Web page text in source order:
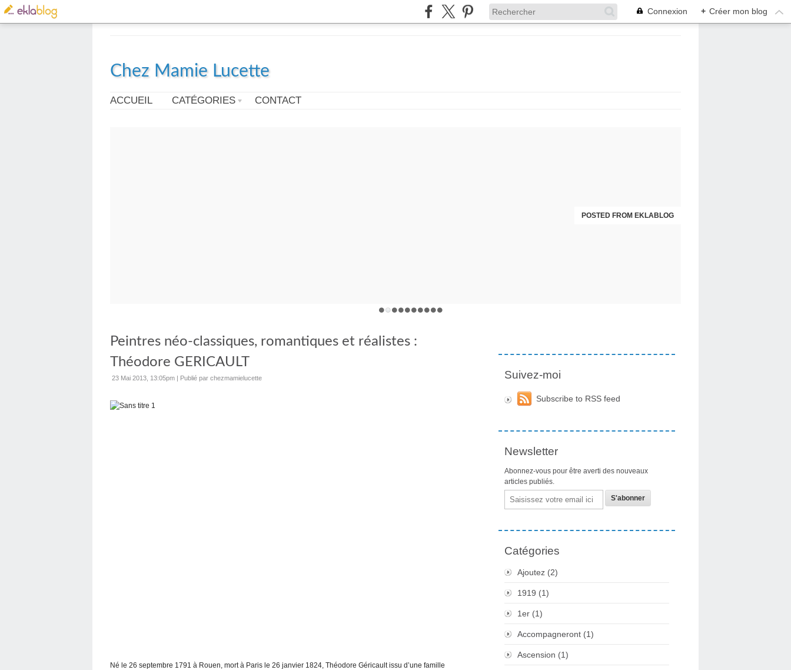
Connexion + Créer mon blog
Chez Mamie Lucette
ACCUEIL CATÉGORIES CONTACT
POSTED FROM EKLABLOG
Peintres néo-classiques, romantiques et réalistes :
Théodore GERICAULT
23 Mai 2013, 13:05pm | Publié par chezmamielucette
Né le 26 septembre 1791 à Rouen, mort à Paris le 26 janvier 1824, Théodore Géricault issu d’une famille
Suivez-moi
Subscribe to RSS feed
Newsletter
Abonnez-vous pour être averti des nouveaux
articles publiés.
Email
Catégories
Ajoutez (2)
1919 (1)
1er (1)
Accompagneront (1)
Ascension (1)